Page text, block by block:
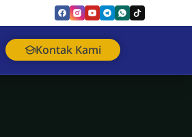
Kontak Kami